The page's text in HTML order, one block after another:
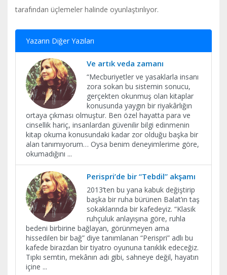
tarafından üçlemeler halinde oyunlaştırılıyor.
Yazarın Diğer Yazıları
Ve artık veda zamanı
​“Mecburiyetler ve yasaklarla insanı
zora sokan bu sistemin sonucu,
gerçekten okunmuş olan kitaplar
konusunda yaygın bir riyakârlığın
ortaya çıkması olmuştur. Ben özel hayatta para ve
cinsellik hariç, insanlardan güvenilir bilgi edinmenin
kitap okuma konusundaki kadar zor olduğu başka bir
alan tanımıyorum… Oysa benim deneyimlerime göre,
okumadığını ...
Perispri’de bir “Tebdil” akşamı
2013’ten bu yana kabuk değiştirip
başka bir ruha bürünen Balat’ın taş
sokaklarında bir kafedeyiz. “Klasik
ruhçuluk anlayışına göre, ruhla
bedeni birbirine bağlayan, görünmeyen ama
hissedilen bir bağ” diye tanımlanan “Perispri” adlı bu
kafede birazdan bir tiyatro oyununa tanıklık edeceğiz.
Tıpkı semtin, mekânın adı gibi, sahneye değil, hayatın
içine ...